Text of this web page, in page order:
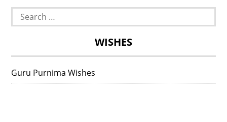
Search
for:
WISHES
Guru Purnima Wishes